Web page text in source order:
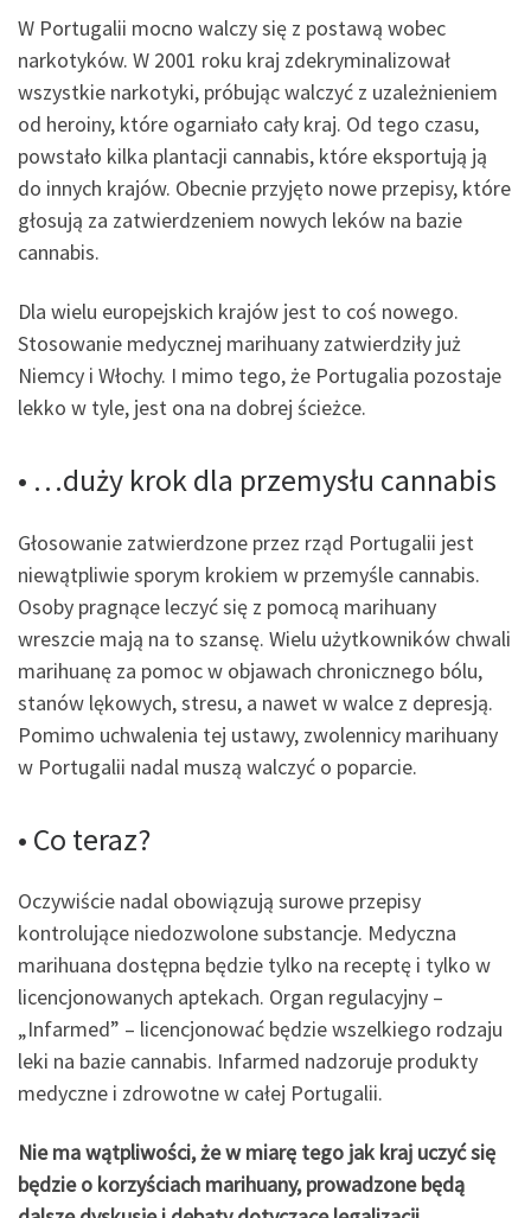
W Portugalii mocno walczy się z postawą wobec
narkotyków. W 2001 roku kraj zdekryminalizował
wszystkie narkotyki, próbując walczyć z uzależnieniem
od heroiny, które ogarniało cały kraj. Od tego czasu,
powstało kilka plantacji cannabis, które eksportują ją
do innych krajów. Obecnie przyjęto nowe przepisy, które
głosują za zatwierdzeniem nowych leków na bazie
cannabis.
Dla wielu europejskich krajów jest to coś nowego.
Stosowanie medycznej marihuany zatwierdziły już
Niemcy i Włochy. I mimo tego, że Portugalia pozostaje
lekko w tyle, jest ona na dobrej ścieżce.
• …duży krok dla przemysłu cannabis
Głosowanie zatwierdzone przez rząd Portugalii jest
niewątpliwie sporym krokiem w przemyśle cannabis.
Osoby pragnące leczyć się z pomocą marihuany
wreszcie mają na to szansę. Wielu użytkowników chwali
marihuanę za pomoc w objawach chronicznego bólu,
stanów lękowych, stresu, a nawet w walce z depresją.
Pomimo uchwalenia tej ustawy, zwolennicy marihuany
w Portugalii nadal muszą walczyć o poparcie.
• Co teraz?
Oczywiście nadal obowiązują surowe przepisy
kontrolujące niedozwolone substancje. Medyczna
marihuana dostępna będzie tylko na receptę i tylko w
licencjonowanych aptekach. Organ regulacyjny –
„Infarmed” – licencjonować będzie wszelkiego rodzaju
leki na bazie cannabis. Infarmed nadzoruje produkty
medyczne i zdrowotne w całej Portugalii.
Nie ma wątpliwości, że w miarę tego jak kraj uczyć się
będzie o korzyściach marihuany, prowadzone będą